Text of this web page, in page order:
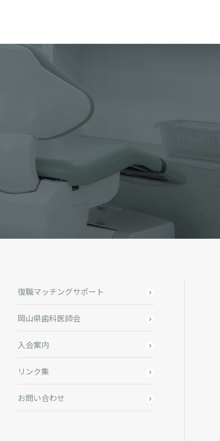
復職マッチングサポート
岡山県歯科医師会
入会案内
リンク集
お問い合わせ